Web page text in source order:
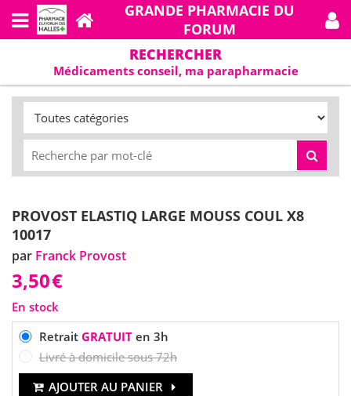
GRANDE PHARMACIE DU
FORUM
RECHERCHER
Médicaments conseil, ma parapharmacie
PROVOST ELASTIQ LARGE MOUSS COUL X8
10017
par Franck Provost
3,50€
En stock
Retrait GRATUITen 3h
Livré à domicile sous 72h
AJOUTER AU PANIER
Pour ajouter cette application sur
l'écran d'accueil de votre mobile :
Appuyez sur le bouton "menu",
puis surAjouter à l'écran
d'accueil.
Le menu se trouve dans la coin supérieur
droit du navigateur